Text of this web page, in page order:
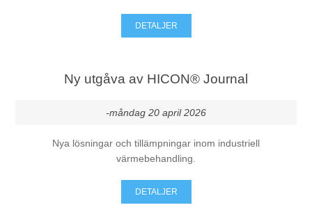
DETALJER
Ny utgåva av HICON® Journal
-måndag 20 april 2026
Nya lösningar och tillämpningar inom industriell
värmebehandling.
DETALJER